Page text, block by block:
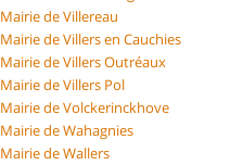
Mairie de Villereau
Mairie de Villers en Cauchies
Mairie de Villers Outréaux
Mairie de Villers Pol
Mairie de Volckerinckhove
Mairie de Wahagnies
Mairie de Wallers